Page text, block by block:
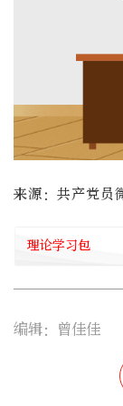
来源：共产党员
理论学习包
编辑：曾佳佳